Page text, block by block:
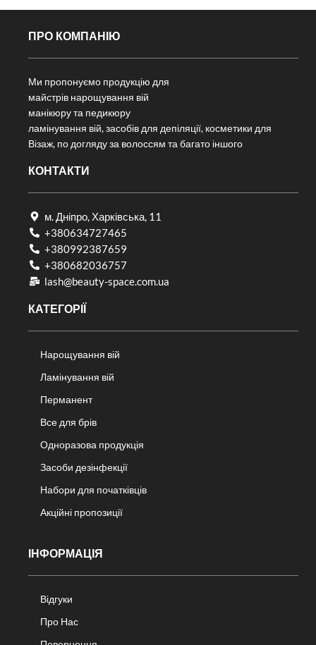
ПРО КОМПАНІЮ
Ми пропонуємо продукцію для
майстрів нарощування вій
манікюру та педикюру
ламінування вій, засобів для депіляції, косметики для
Візаж, по догляду за волоссям та багато іншого
КОНТАКТИ
м. Дніпро, Харківська, 11
+380634727465
+380992387659
+380682036757​
lash@beauty-space.com.ua
КАТЕГОРІЇ
Нарощування вій
Ламінування вій
Перманент
Все для брів
Одноразова продукція
Засоби дезінфекції
Набори для початківців
Акційні пропозиції
ІНФОРМАЦІЯ
Відгуки
Про Нас